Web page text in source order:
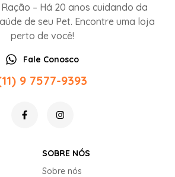
– Há 20 anos cuidando da
de seu Pet. Encontre uma loja
perto de você!
Fale Conosco
9 7577-9393
SOBRE NÓS
Sobre nós